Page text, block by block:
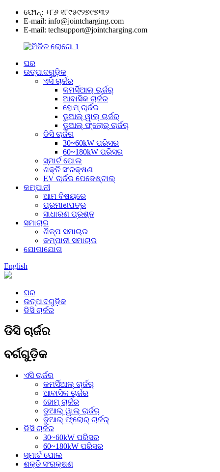
ଫୋନ୍: +୮୬ ୧୮୯୫୯୨୭୯୭୩୨
E-mail: info@jointcharging.com
E-mail: techsupport@jointcharging.com
ଘର
ଉତ୍ପାଦଗୁଡ଼ିକ
ଏସି ଚାର୍ଜର
କମର୍ସିଆଲ୍ ଚାର୍ଜର୍
ଆବାସିକ ଚାର୍ଜର
ହୋମ୍ ଚାର୍ଜର
ଡୁଆଲ୍ ୱାଲ୍ ଚାର୍ଜର୍
ଡୁଆଲ୍ ଫ୍ଲୋର୍ ଚାର୍ଜର୍
ଡିସି ଚାର୍ଜର
30~60kW ପରିସର
60~180kW ପରିସର
ସ୍ମାର୍ଟ ପୋଲ
ଶକ୍ତି ସଂରକ୍ଷଣ
EV ଚାର୍ଜର ପେଡେଷ୍ଟାଲ୍
କମ୍ପାନୀ
ଆମ ବିଷୟରେ
ପ୍ରମାଣପତ୍ର
ସାଧାରଣ ପ୍ରଶ୍ନ
ସମାଚାର
ଶିଳ୍ପ ସମାଚାର
କମ୍ପାନୀ ସମାଚାର
ଯୋଗାଯୋଗ
English
ଘର
ଉତ୍ପାଦଗୁଡ଼ିକ
ଡିସି ଚାର୍ଜର
ଡିସି ଚାର୍ଜର
ବର୍ଗଗୁଡ଼ିକ
ଏସି ଚାର୍ଜର
କମର୍ସିଆଲ୍ ଚାର୍ଜର୍
ଆବାସିକ ଚାର୍ଜର
ହୋମ୍ ଚାର୍ଜର
ଡୁଆଲ୍ ୱାଲ୍ ଚାର୍ଜର୍
ଡୁଆଲ୍ ଫ୍ଲୋର୍ ଚାର୍ଜର୍
ଡିସି ଚାର୍ଜର
30~60kW ପରିସର
60~180kW ପରିସର
ସ୍ମାର୍ଟ ପୋଲ
ଶକ୍ତି ସଂରକ୍ଷଣ